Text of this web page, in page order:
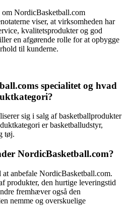
om NordicBasketball.com
viser, at virksomheden har
kvalitetsprodukter og god
en afgørende rolle for at opbygge
til kunderne.
specialitet og hvad
sig i salg af basketballprodukter
er basketballudstyr,
tøj.
NordicBasketball.com?
anbefale NordicBasketball.com.
produkter, den hurtige leveringstid
fremhæver også den
nemme og overskuelige